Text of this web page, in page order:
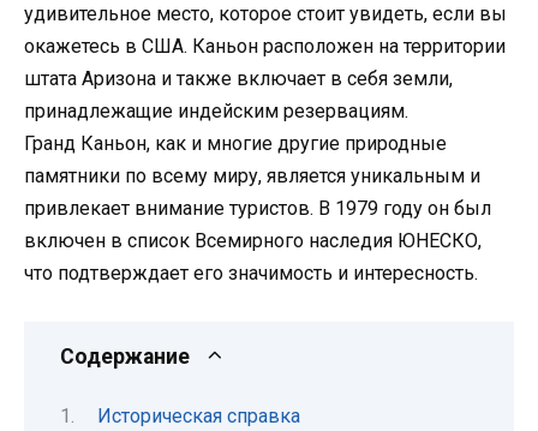
удивительное место, которое стоит увидеть, если вы
окажетесь в США. Каньон расположен на территории
штата Аризона и также включает в себя земли,
принадлежащие индейским резервациям.
Гранд Каньон, как и многие другие природные
памятники по всему миру, является уникальным и
привлекает внимание туристов. В 1979 году он был
включен в список Всемирного наследия ЮНЕСКО,
что подтверждает его значимость и интересность.
Содержание
Историческая справка